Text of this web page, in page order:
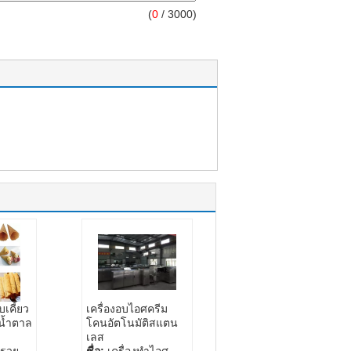
(0 / 3000)
คี้ยว
ำตาล
เครื่องอบไอศครีม
โคนอัตโนมัติสแตน
เลส